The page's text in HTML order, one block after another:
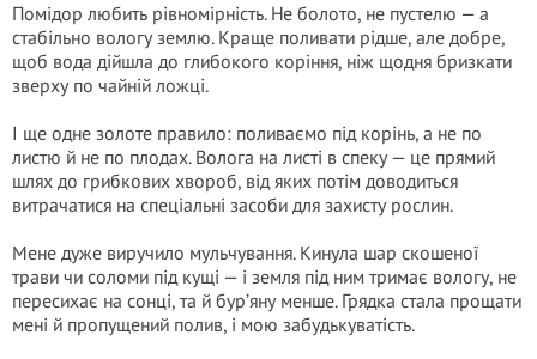
Помідор любить рівномірність. Не болото, не пустелю — а
стабільно вологу землю. Краще поливати рідше, але добре,
щоб вода дійшла до глибокого коріння, ніж щодня бризкати
зверху по чайній ложці.
І ще одне золоте правило: поливаємо під корінь, а не по
листю й не по плодах. Волога на листі в спеку — це прямий
шлях до грибкових хвороб, від яких потім доводиться
витрачатися на спеціальні засоби для захисту рослин.
Мене дуже виручило мульчування. Кинула шар скошеної
трави чи соломи під кущі — і земля під ним тримає вологу, не
пересихає на сонці, та й бур’яну менше. Грядка стала прощати
мені й пропущений полив, і мою забудькуватість.